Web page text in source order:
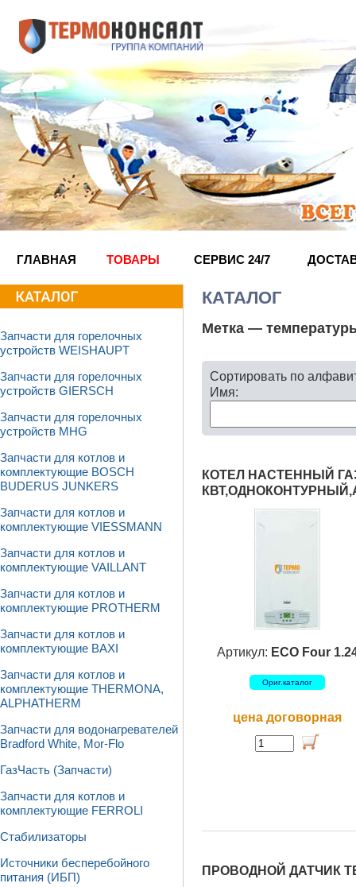
ГЛАВНАЯ ТОВАРЫ СЕРВИС 24/7
Запчасти для горелочных
устройств WEISHAUPT
Запчасти для горелочных
устройств GIERSCH
Запчасти для горелочных
устройств MHG
Запчасти для котлов и
комплектующие BOSCH
BUDERUS JUNKERS
Запчасти для котлов и
комплектующие VIESSMANN
Запчасти для котлов и
комплектующие VAILLANT
Запчасти для котлов и
комплектующие PROTHERM
Запчасти для котлов и
комплектующие BAXI
Запчасти для котлов и
комплектующие THERMONA,
ALPHATHERM
Запчасти для водонагревателей
Bradford White, Mor-Flo
ГазЧасть (Запчасти)
Запчасти для котлов и
комплектующие FERROLI
Стабилизаторы
Источники бесперебойного
питания (ИБП)
КАТАЛОГ
Метка —
Сортировать по
Имя:
КОТЕЛ НАСТЕННЫЙ
Артикул: ECO Four
Ориг.каталог
цена договорная
ПРОВОДНОЙ ДАТЧИК